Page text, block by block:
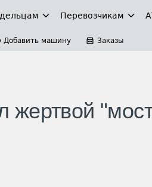
Перевозчикам
Добавить машину Заказы
жертвой